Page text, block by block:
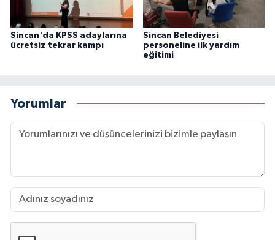
Sincan'da KPSS adaylarına
ücretsiz tekrar kampı
Sincan Belediyesi
personeline ilk yardım
eğitimi
Yorumlar